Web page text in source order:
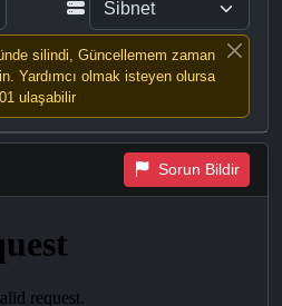
silindi, Güncellemem zaman
Yardımcı olmak isteyen olursa
ulaşabilir
Sorun Bildir